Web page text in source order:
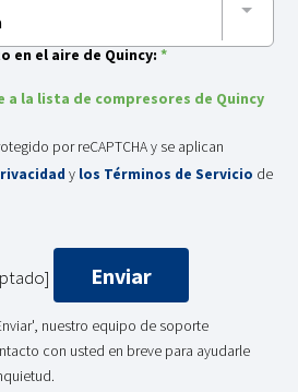
en el aire de Quincy: *
a la lista de compresores de Quincy
por reCAPTCHA y se aplican
y los Términos de Servicio de
nuestro equipo de soporte
con usted en breve para ayudarle